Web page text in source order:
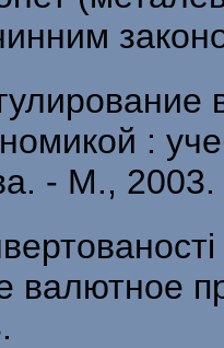
:
- М.,
валютное